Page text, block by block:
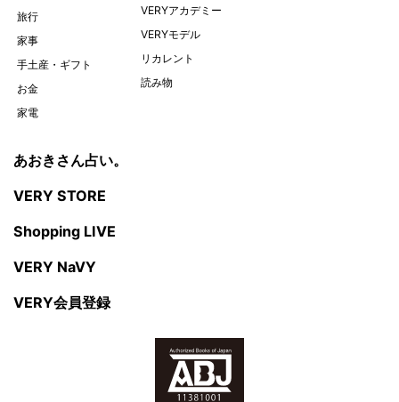
旅行
家事
手土産・ギフト
お金
家電
VERYアカデミー
VERYモデル
リカレント
読み物
あおきさん占い。
VERY STORE
Shopping LIVE
VERY NaVY
VERY会員登録